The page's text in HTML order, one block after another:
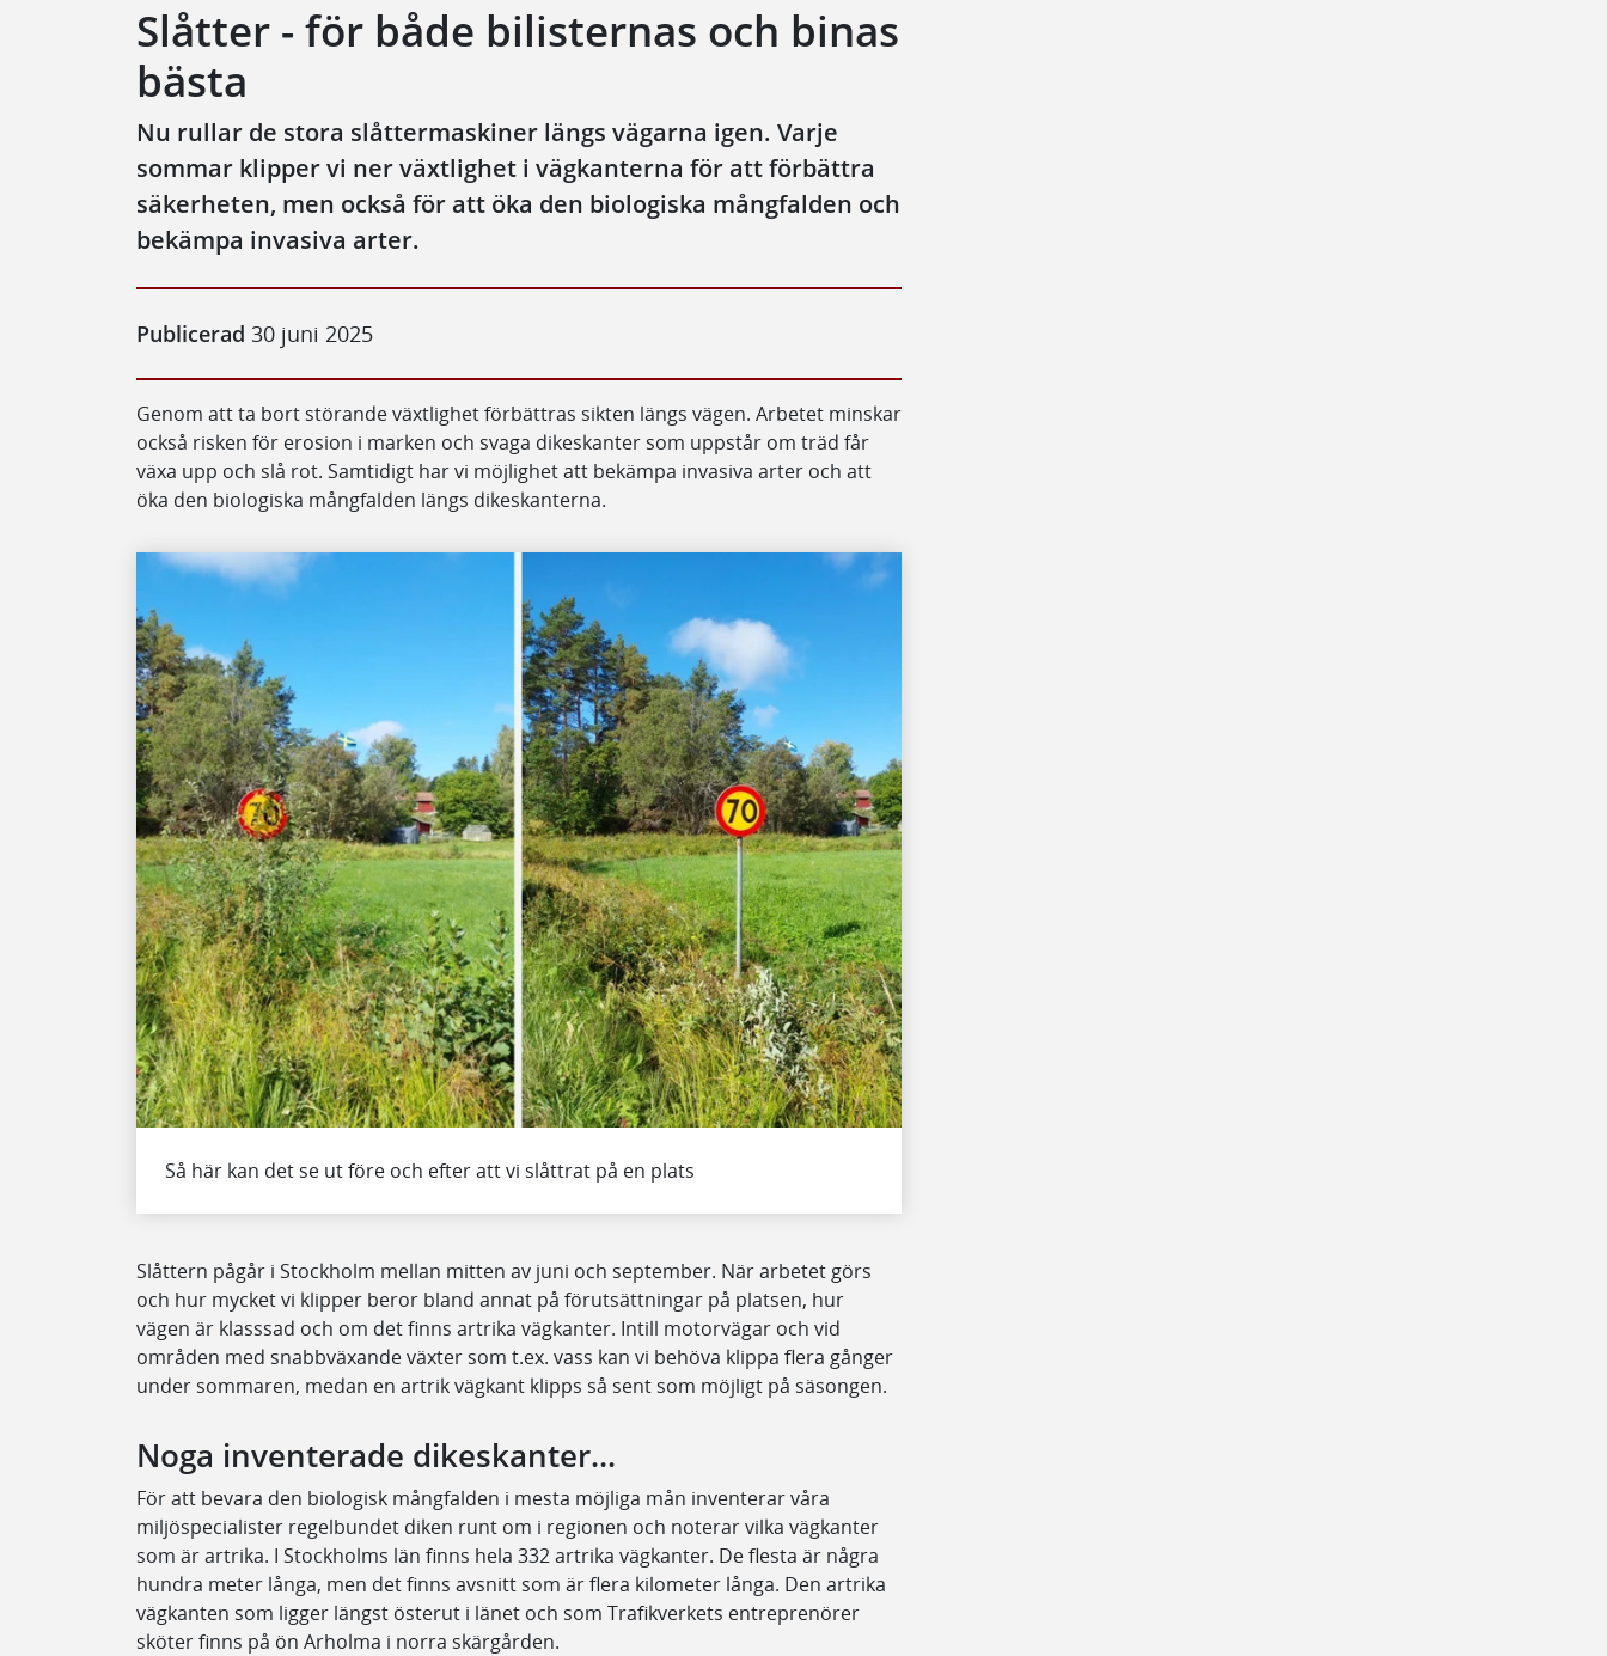
Slåtter - för både bilisternas och binas
bästa
Nu rullar de stora slåttermaskiner längs vägarna igen. Varje
sommar klipper vi ner växtlighet i vägkanterna för att förbättra
säkerheten, men också för att öka den biologiska mångfalden och
bekämpa invasiva arter.
Publicerad 30 juni 2025
Genom att ta bort störande växtlighet förbättras sikten längs vägen. Arbetet minskar
också risken för erosion i marken och svaga dikeskanter som uppstår om träd får
växa upp och slå rot. Samtidigt har vi möjlighet att bekämpa invasiva arter och att
öka den biologiska mångfalden längs dikeskanterna.
Så här kan det se ut före och efter att vi slåttrat på en plats
Slåttern pågår i Stockholm mellan mitten av juni och september. När arbetet görs
och hur mycket vi klipper beror bland annat på förutsättningar på platsen, hur
vägen är klasssad och om det finns artrika vägkanter. Intill motorvägar och vid
områden med snabbväxande växter som t.ex. vass kan vi behöva klippa flera gånger
under sommaren, medan en artrik vägkant klipps så sent som möjligt på säsongen.
Noga inventerade dikeskanter...
För att bevara den biologisk mångfalden i mesta möjliga mån inventerar våra
miljöspecialister regelbundet diken runt om i regionen och noterar vilka vägkanter
som är artrika. I Stockholms län finns hela 332 artrika vägkanter. De flesta är några
hundra meter långa, men det finns avsnitt som är flera kilometer långa. Den artrika
vägkanten som ligger längst österut i länet och som Trafikverkets entreprenörer
sköter finns på ön Arholma i norra skärgården.